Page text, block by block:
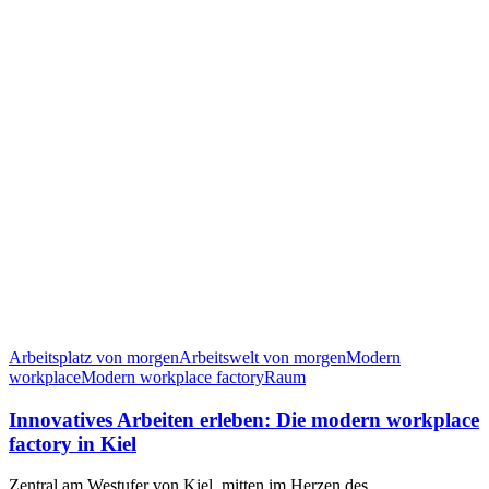
Arbeitsplatz von morgenArbeitswelt von morgenModern
workplaceModern workplace factoryRaum
Innovatives Arbeiten erleben: Die modern workplace
factory in Kiel